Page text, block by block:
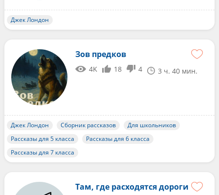
Джек Лондон
Зов предков
4K 18 4 3 ч. 40 мин.
Джек Лондон Сборник рассказов
Для школьников
Рассказы для 5 класса
Рассказы для 6 класса
Рассказы для 7 класса
Там, где расходятся дороги